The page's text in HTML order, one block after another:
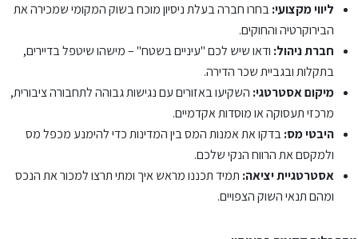
ליווי מקצועי:בחרו חברה בעלת ניסיון מוכח בשוק המקומי שמכירה את
הבירוקרטיה והחוקים.
חברת ניהול: ודאו שיש לכם "עיניים בשטח" – מישהו שיטפל בדיירים,
בתקלות ובגביית שכר הדירה.
מיקום אסטרטגי: השקיעו באזורים עם נגישות גבוהה לתחבורה ציבורית,
מרכזי תעסוקה או מוסדות אקדמיים.
היבטי מס:בדקו את אמנות המס בין המדינות כדי להימנע מכפל מס
ולמקסם את הרווח הנקי שלכם.
אסטרטגיית יציאה: תמיד תכננו מראש איך ומתי תרצו למכור את הנכס
ומהם תנאי השוק הצפויים.